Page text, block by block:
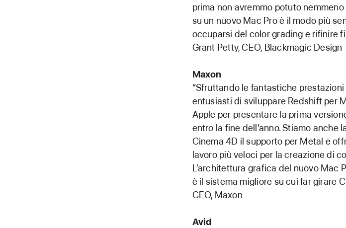
prima non avremmo potuto
su un nuovo Mac Pro è il modo più
occuparsi del color grading e rifinire
Grant Petty, CEO, Blackmagic Design
Maxon
“Sfruttando le fantastiche
entusiasti di sviluppare Redshift per
Apple per presentare la prima
entro la fine dell’anno. Stiamo anche
Cinema 4D il supporto per Metal e
lavoro più veloci per la creazione di
L’architettura grafica del nuovo Mac
è il sistema migliore su cui far girare
CEO, Maxon
Avid